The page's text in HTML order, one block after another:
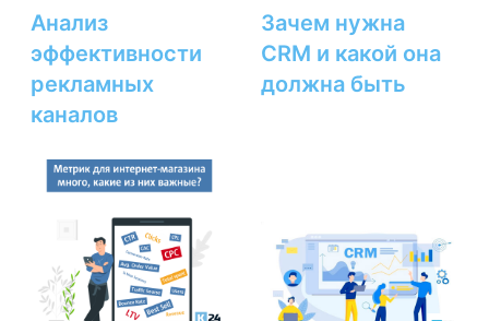
Анализ
эффективности
рекламных
каналов
Зачем нужна
CRM и какой она
должна быть